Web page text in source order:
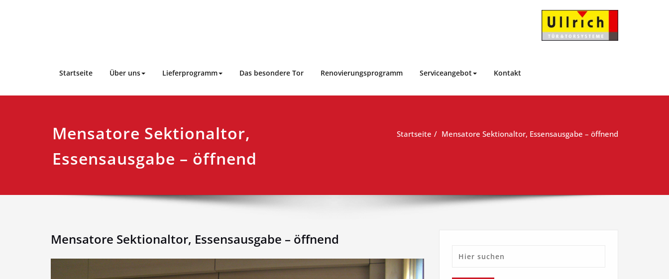
Ullrich Tür- und
Torsysteme
…Das besondere Tor!
Startseite Über uns Lieferprogramm Das besondere Tor Renovierungsprogramm Serviceangebot Kontakt
Mensatore Sektionaltor,
Essensausgabe – öffnend
Startseite Mensatore Sektionaltor, Essensausgabe – öffnend
Mensatore Sektionaltor, Essensausgabe – öffnend